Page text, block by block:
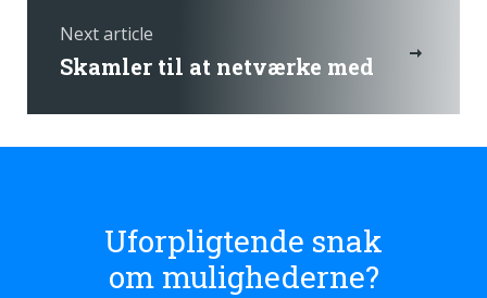
Next article
Skamler til at netværke med
Uforpligtende snak
om mulighederne?